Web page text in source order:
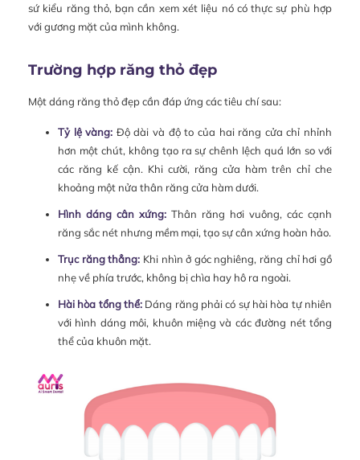
sứ kiểu răng thỏ, bạn cần xem xét liệu nó có thực sự phù hợp
với gương mặt của mình không.
Trường hợp răng thỏ đẹp
Một dáng răng thỏ đẹp cần đáp ứng các tiêu chí sau:
Tỷ lệ vàng: Độ dài và độ to của hai răng cửa chỉ nhỉnh
hơn một chút, không tạo ra sự chênh lệch quá lớn so với
các răng kế cận. Khi cười, răng cửa hàm trên chỉ che
khoảng một nửa thân răng cửa hàm dưới.
Hình dáng cân xứng:Thân răng hơi vuông, các cạnh
răng sắc nét nhưng mềm mại, tạo sự cân xứng hoàn hảo.
Trục răng thẳng: Khi nhìn ở góc nghiêng, răng chỉ hơi gồ
nhẹ về phía trước, không bị chìa hay hô ra ngoài.
Hài hòa tổng thể:Dáng răng phải có sự hài hòa tự nhiên
với hình dáng môi, khuôn miệng và các đường nét tổng
thể của khuôn mặt.